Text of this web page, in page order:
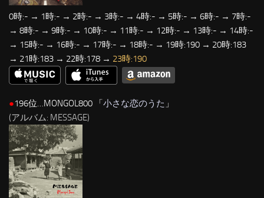
0時:- → 1時:- → 2時:- → 3時:- → 4時:- → 5時:- → 6時:- → 7時:-
→ 8時:- → 9時:- → 10時:- → 11時:- → 12時:- → 13時:- → 14時:-
→ 15時:- → 16時:- → 17時:- → 18時:- → 19時:190 → 20時:183
→ 21時:183 → 22時:178 → 23時:190
●196位…MONGOL800 「小さな恋のうた 」
(アルバム: MESSAGE)